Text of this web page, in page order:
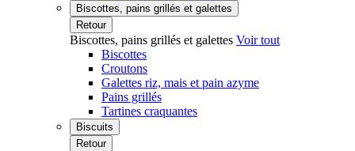
Biscottes, pains grillés et galettes
Retour
Biscottes, pains grillés et galettes Voir tout
Biscottes
Croutons
Galettes riz, mais et pain azyme
Pains grillés
Tartines craquantes
Biscuits
Retour